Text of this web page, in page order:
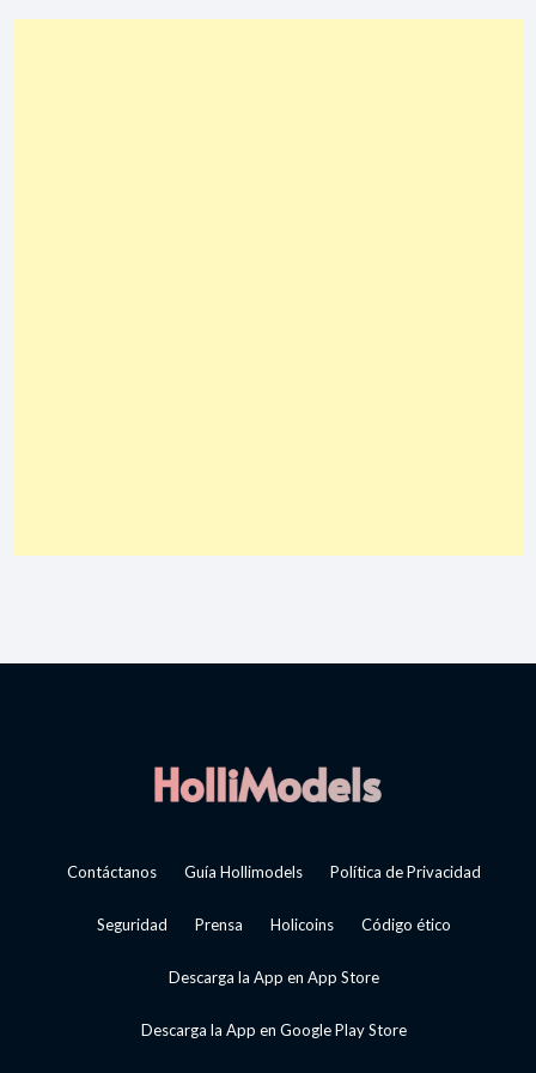
Contáctanos Guía Hollimodels Política de Privacidad
Seguridad Prensa Holicoins Código ético
Descarga la App en App Store
Descarga la App en Google Play Store